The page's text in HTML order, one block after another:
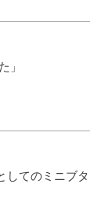
」
てのミニブタ